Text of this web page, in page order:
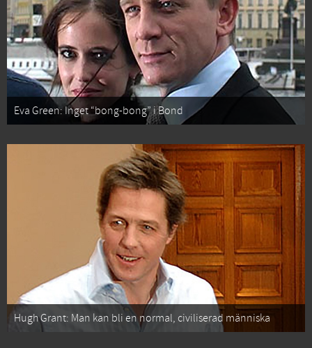
Eva Green: Inget “bong-bong” i Bond
Hugh Grant: Man kan bli en normal, civiliserad människa